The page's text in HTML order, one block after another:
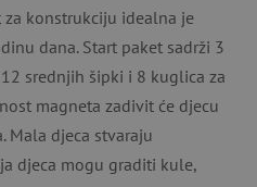
konstrukciju idealna je
dana. Start paket sadrži 3
srednjih šipki i 8 kuglica za
magneta zadivit će djecu
Mala djeca stvaraju
djeca mogu graditi kule,